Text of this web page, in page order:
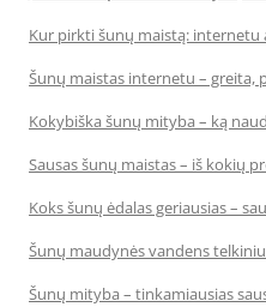
Kur pirkti šunų maistą: internetu
Šunų maistas internetu – greita,
Kokybiška šunų mityba – ką
Sausas šunų maistas – iš kokių
Koks šunų ėdalas geriausias –
Šunų maudynės vandens
Šunų mityba – tinkamiausias